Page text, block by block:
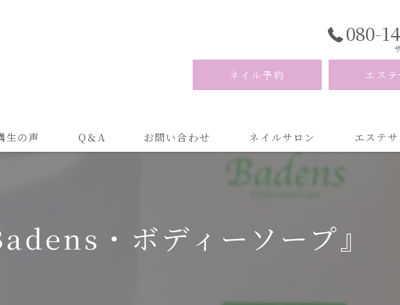
080-
ネイル予約
エス
生の声 Q＆A お問い合わせ ネイルサロン エステ
・ボディーソープ』